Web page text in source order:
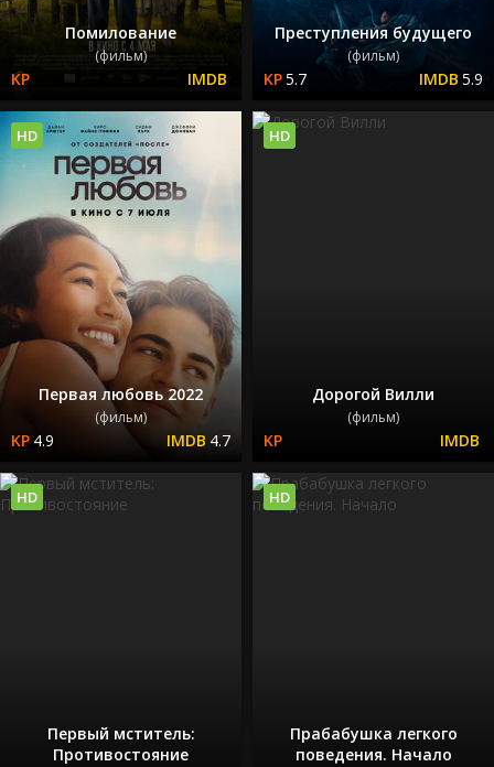
Помилование
(фильм)
Преступления будущего
(фильм)
5.7 5.9
Первая любовь 2022
(фильм)
4.9 4.7
HD
Дорогой Вилли
(фильм)
HD
Первый мститель:
Противостояние
HD
Прабабушка легкого
поведения. Начало
HD